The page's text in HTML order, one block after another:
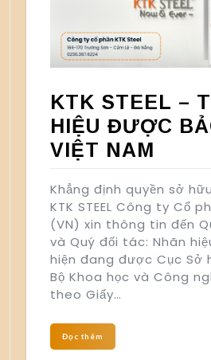
KTK STEEL –
HIỆU ĐƯỢC
VIỆT NAM
Khẳng định quyền sở
KTK STEEL Công ty Cổ
(VN) xin thông tin đến
và Quý đối tác: Nhãn hiệu
hiện đang được Cục Sở
Bộ Khoa học và Công
theo Giấy…
Đọc thêm